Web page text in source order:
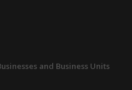
and Business Units